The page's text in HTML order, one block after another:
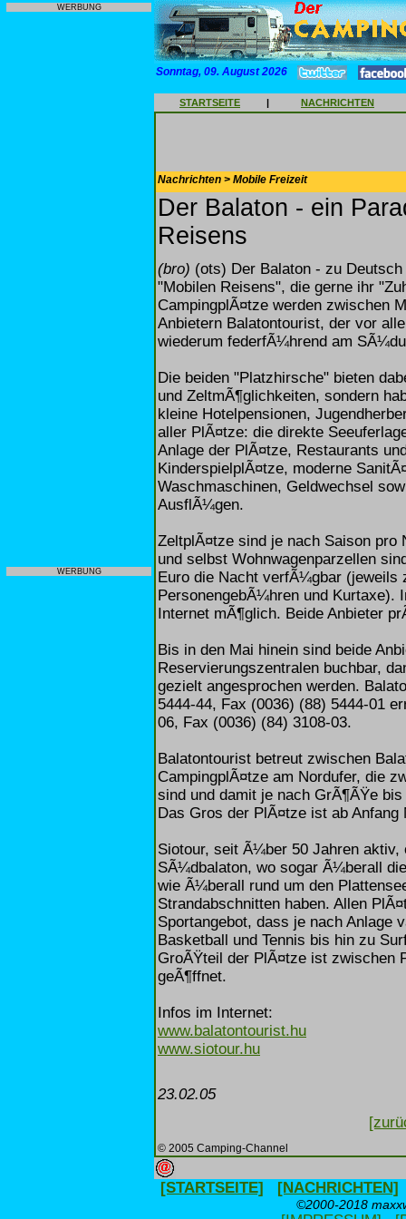
WERBUNG
WERBUNG
Sonntag, 09. August 2026
STARTSEITE | NACHRICHTEN
Nachrichten > Mobile Freizeit
Der Balaton - ein
Reisens
(bro) (ots) Der Balaton - zu
"Mobilen Reisens", die gerne ihr
CampingplÃ¤tze werden zwischen
Anbietern Balatontourist, der vor
wiederum federfÃ¼hrend am
Die beiden "Platzhirsche" bieten
und ZeltmÃ¶glichkeiten, sondern
kleine Hotelpensionen,
aller PlÃ¤tze: die direkte
Anlage der PlÃ¤tze, Restaurants
KinderspielplÃ¤tze, moderne
Waschmaschinen, Geldwechsel
AusflÃ¼gen.
ZeltplÃ¤tze sind je nach Saison pro
und selbst Wohnwagenparzellen
Euro die Nacht verfÃ¼gbar
PersonengebÃ¼hren und Kurtaxe).
Internet mÃ¶glich. Beide Anbieter
Bis in den Mai hinein sind beide
Reservierungszentralen buchbar,
gezielt angesprochen werden.
5444-44, Fax (0036) (88) 5444-01
06, Fax (0036) (84) 3108-03.
Balatontourist betreut zwischen
CampingplÃ¤tze am Nordufer, die
sind und damit je nach GrÃ¶ÃŸe
Das Gros der PlÃ¤tze ist ab
Siotour, seit Ã¼ber 50 Jahren
SÃ¼dbalaton, wo sogar Ã¼berall
wie Ã¼berall rund um den
Strandabschnitten haben. Allen
Sportangebot, dass je nach Anlage
Basketball und Tennis bis hin zu
GroÃŸteil der PlÃ¤tze ist zwischen
geÃ¶ffnet.
Infos im Internet:
www.balatontourist.hu
www.siotour.hu
23.02.05
© 2005 Camping-Channel
[STARTSEITE] [NACHRICHTEN]
©2000-2018